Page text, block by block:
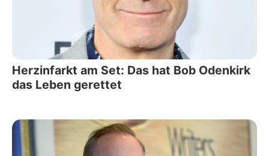
Herzinfarkt am Set: Das hat Bob Odenkirk
das Leben gerettet